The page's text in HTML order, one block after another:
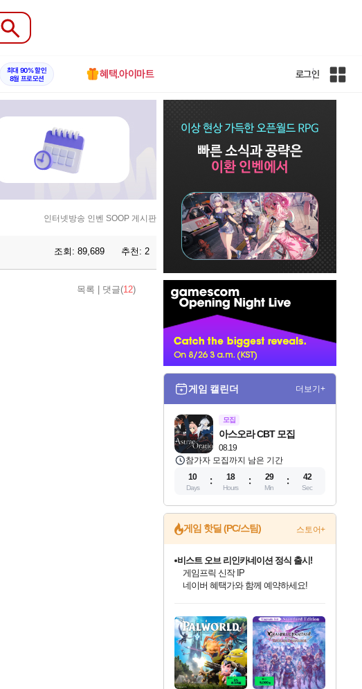
Submit
최대 90% 할인
8월 프로모션
혜택.아이마트 로그인
인
인터넷방송 인벤 SOOP 게시판
조회: 89,689 추천: 2
목록 댓글(12)
벤
게임 캘린더 더보기+
모집
08.19
아스오라 CBT 모집
참가자 모집까지 남은 기간
10
Days
18
Hours
29
Min
41
Sec
게임 핫딜 (PC/스팀) 스토어+
최대 90% 할인가를 만나보세요!
네이버혜택과 함께 만나보세요!
50%할인&추가 적립까지!
네이버 포인트 혜택까지!
이니&베니 혜택까지!
비스트 오브 리인카네이션 정식 출시!
게임프릭 신작 IP
네이버 혜택가와 함께 예약하세요!
할인&네이버혜택으로 만나보세요!
네이버페이 혜택과 만나보세요!
40주년 프로모션으로 만나보세요!
할인가에 만나보세요!
일부 에디션 상시 할인!
혜택으로 예약 판매 중
편안하게 충전하세요